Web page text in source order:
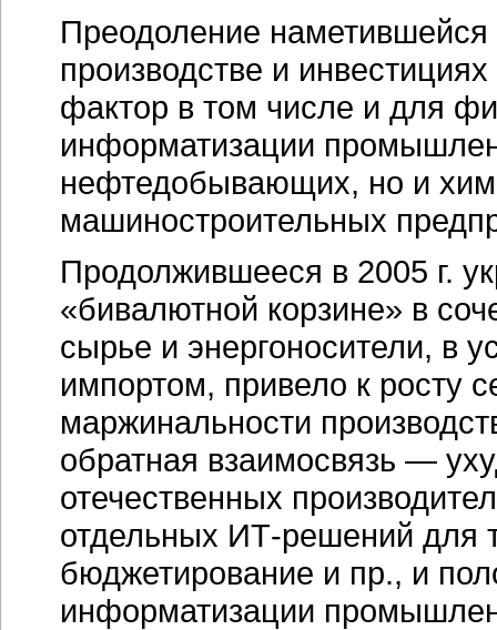
Преодоление наметившейся
производстве и
фактор в том числе и для
информатизации
нефтедобывающих, но и
машиностроительных
Продолжившееся в 2005 г.
«бивалютной корзине» в
сырье и энергоносители, в
импортом, привело к росту
маржинальности
обратная взаимосвязь —
отечественных
отдельных ИТ-решений для
бюджетирование и пр., и
информатизации